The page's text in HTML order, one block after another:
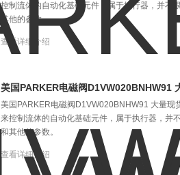
控制流体的自动化基础元件，属于执行器，并不
其他的参数。
查看详细介绍
美国PARKER电磁阀D1VW020BNHW91
美国PARKER电磁阀D1VW020BNHW91 大量
来控制流体的自动化基础元件，属于执行器，并
和其他的参数。
查看详细介绍